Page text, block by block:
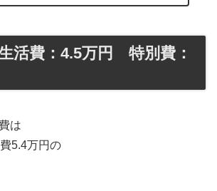
活費：4.5万円 特別費：
は
5.4万円の